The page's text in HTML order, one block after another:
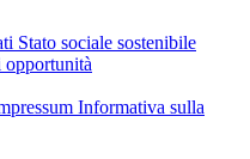
Stato sociale sostenibile
opportunità
Informativa sulla